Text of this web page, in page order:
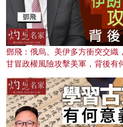
鄧飛：俄烏、美伊多方衝突交織
甘冒政權風險攻擊美軍，背後有